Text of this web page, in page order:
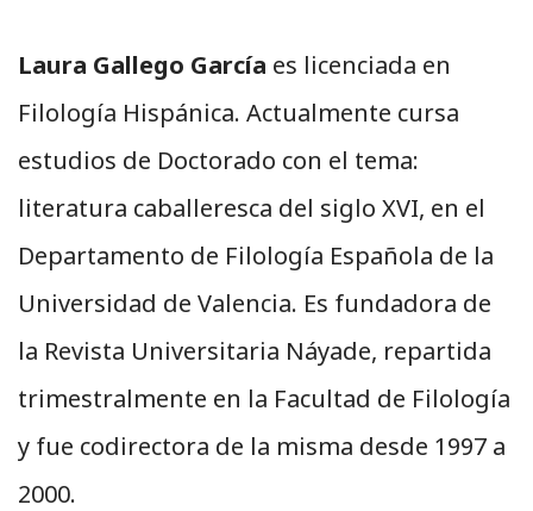
Laura Gallego García es licenciada en
Filología Hispánica. Actualmente cursa
estudios de Doctorado con el tema:
literatura caballeresca del siglo XVI, en el
Departamento de Filología Española de la
Universidad de Valencia. Es fundadora de
la Revista Universitaria Náyade, repartida
trimestralmente en la Facultad de Filología
y fue codirectora de la misma desde 1997 a
2000.